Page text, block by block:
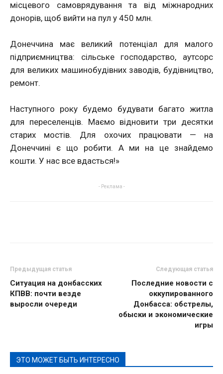
місцевого самоврядування та від міжнародних
донорів, щоб вийти на пул у 450 млн.
Донеччина має великий потенціал для малого
підприємництва: сільське господарство, аутсорс
для великих машинобудівних заводів, будівництво,
ремонт.
Наступного року будемо будувати багато житла
для переселенців. Маємо відновити три десятки
старих мостів. Для охочих працювати — на
Донеччині є що робити. А ми на це знайдемо
кошти. У нас все вдасться!»
- Реклама -
Предыдущая статья
Ситуация на донбасских
КПВВ: почти везде
выросли очереди
Следующая статья
Последние новости с
оккупированного
Донбасса: обстрелы,
обыски и экономические
игры
ЭТО МОЖЕТ БЫТЬ ИНТЕРЕСНО